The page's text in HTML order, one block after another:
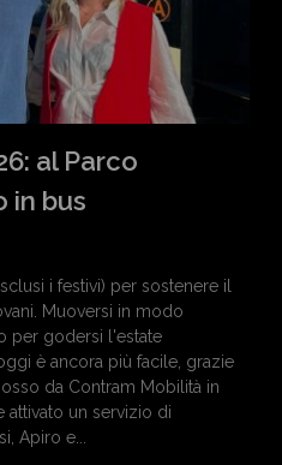
al Parco
in bus
i festivi) per sostenere il
Muoversi in modo
per godersi l'estate
è ancora più facile, grazie
da Contram Mobilità in
attivato un servizio di
Apiro e...